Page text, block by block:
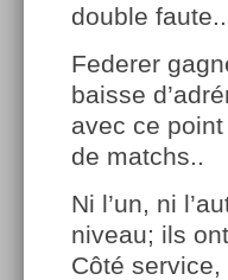
double faute..
Federer
baisse
avec ce
de matchs..
Ni l’un, ni
niveau; ils
Côté